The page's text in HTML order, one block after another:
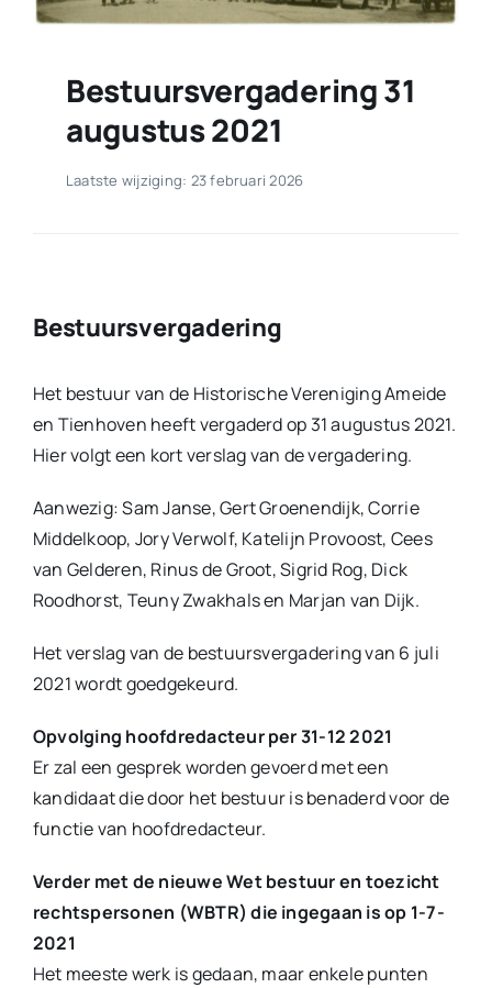
Bestuursvergadering 31
augustus 2021
Laatste wijziging: 23 februari 2026
Bestuursvergadering
Het bestuur van de Historische Vereniging Ameide
en Tienhoven heeft vergaderd op 31 augustus 2021.
Hier volgt een kort verslag van de vergadering.
Aanwezig: Sam Janse, Gert Groenendijk, Corrie
Middelkoop, Jory Verwolf, Katelijn Provoost, Cees
van Gelderen, Rinus de Groot, Sigrid Rog, Dick
Roodhorst, Teuny Zwakhals en Marjan van Dijk.
Het verslag van de bestuursvergadering van 6 juli
2021 wordt goedgekeurd.
Opvolging hoofdredacteur per 31-12 2021
Er zal een gesprek worden gevoerd met een
kandidaat die door het bestuur is benaderd voor de
functie van hoofdredacteur.
Verder met de nieuwe Wet bestuur en toezicht
rechtspersonen (WBTR) die ingegaan is op 1-7-
2021
Het meeste werk is gedaan, maar enkele punten